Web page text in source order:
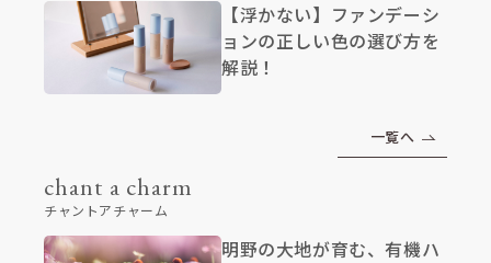
【浮かない】ファンデーシ
ョンの正しい色の選び方を
解説！
一覧へ
chant a charm
チャントアチャーム
明野の大地が育む、有機ハ